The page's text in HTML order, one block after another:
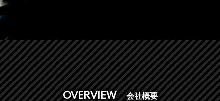
OVERVIEW 会社概要